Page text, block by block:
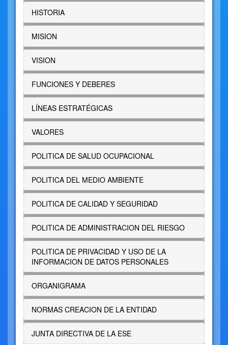
HISTORIA
MISION
VISION
FUNCIONES Y DEBERES
LÍNEAS ESTRATÉGICAS
VALORES
POLITICA DE SALUD OCUPACIONAL
POLITICA DEL MEDIO AMBIENTE
POLITICA DE CALIDAD Y SEGURIDAD
POLITICA DE ADMINISTRACION DEL RIESGO
POLITICA DE PRIVACIDAD Y USO DE LA
INFORMACION DE DATOS PERSONALES
ORGANIGRAMA
NORMAS CREACION DE LA ENTIDAD
JUNTA DIRECTIVA DE LA ESE